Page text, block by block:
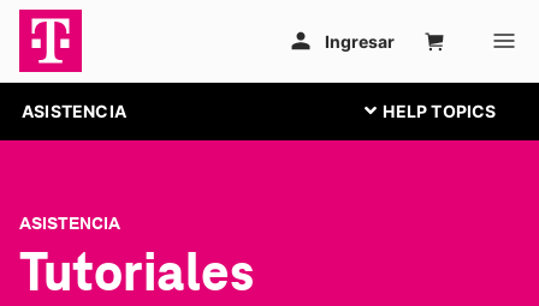
ASISTENCIA
ASISTENCIA
Tutoriales